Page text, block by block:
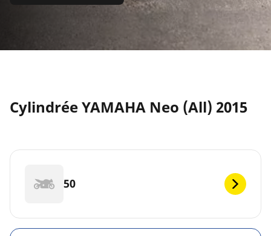
Cylindrée YAMAHA Neo (All) 2015
50